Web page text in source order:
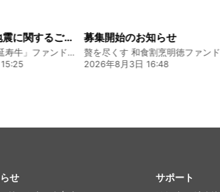
令和8年熊本地震に関するご報告
熊本 あか牛「延寿牛」ファンド2026
募集開始のお知らせ
贅を尽くす 和食割烹明徳ファンド
2026年8月3日 16:48
せ サポート